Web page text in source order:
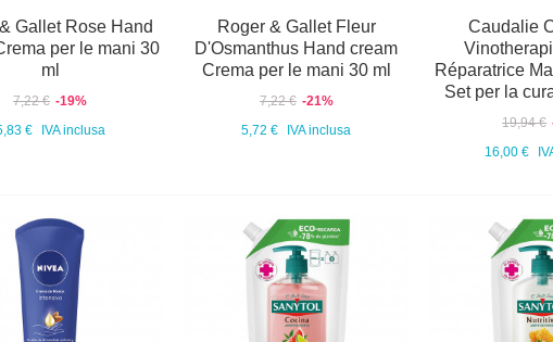
Gallet Rose Hand
per le mani 30
ml
7,22 € -19%
€
IVA inclusa
Roger & Gallet Fleur
D'Osmanthus Hand cream
Crema per le mani 30 ml
7,22 € -21%
5,72 €
IVA inclusa
Caudalie
Réparatrice
Set per la
19,94 €
16,00 €